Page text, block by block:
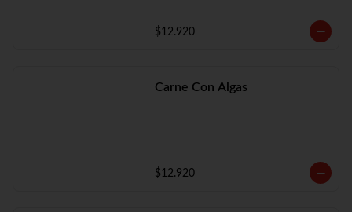
$12.920
Carne Con Algas
$12.920